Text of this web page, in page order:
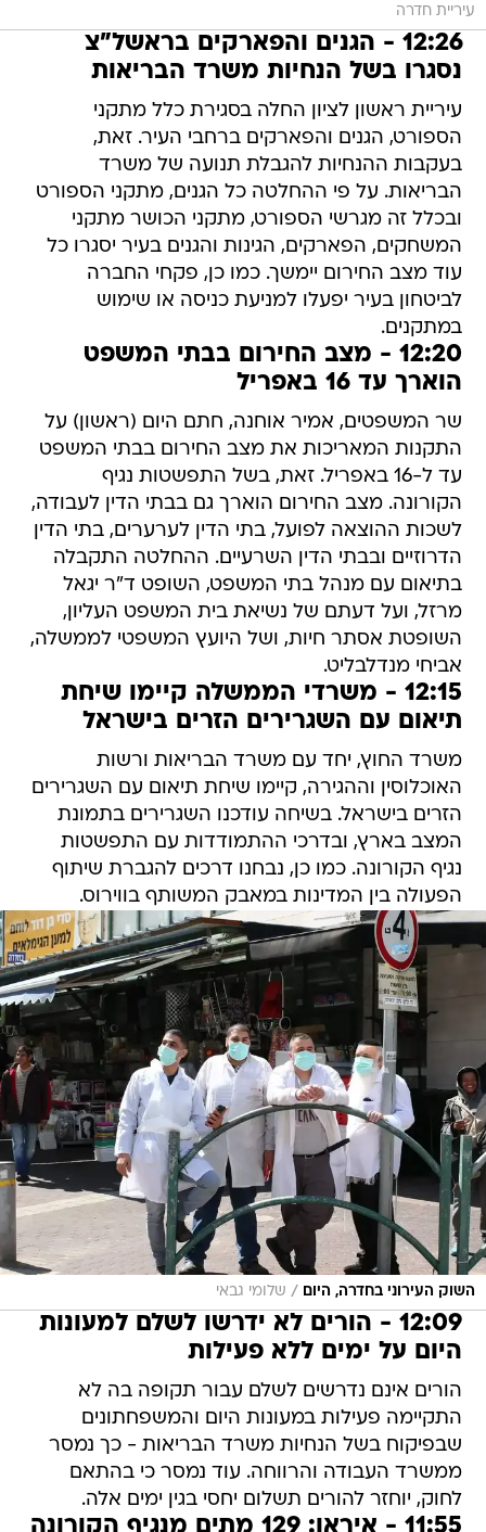
עיריית חדרה
12:26 - הגנים והפארקים בראשל"צ
נסגרו בשל הנחיות משרד הבריאות
עיריית ראשון לציון החלה בסגירת כלל מתקני
הספורט, הגנים והפארקים ברחבי העיר. זאת,
בעקבות ההנחיות להגבלת תנועה של משרד
הבריאות. על פי ההחלטה כל הגנים, מתקני הספורט
ובכלל זה מגרשי הספורט, מתקני הכושר מתקני
המשחקים, הפארקים, הגינות והגנים בעיר יסגרו כל
עוד מצב החירום יימשך. כמו כן, פקחי החברה
לביטחון בעיר יפעלו למניעת כניסה או שימוש
במתקנים.
12:20 - מצב החירום בבתי המשפט
הוארך עד 16 באפריל
שר המשפטים, אמיר אוחנה, חתם היום (ראשון) על
התקנות המאריכות את מצב החירום בבתי המשפט
עד ל-16 באפריל. זאת, בשל התפשטות נגיף
הקורונה. מצב החירום הוארך גם בבתי הדין לעבודה,
לשכות ההוצאה לפועל, בתי הדין לערערים, בתי הדין
הדרוזיים ובבתי הדין השרעיים. ההחלטה התקבלה
בתיאום עם מנהל בתי המשפט, השופט ד"ר יגאל
מרזל, ועל דעתם של נשיאת בית המשפט העליון,
השופטת אסתר חיות, ושל היועץ המשפטי לממשלה,
אביחי מנדלבליט.
12:15 - משרדי הממשלה קיימו שיחת
תיאום עם השגרירים הזרים בישראל
משרד החוץ, יחד עם משרד הבריאות ורשות
האוכלוסין וההגירה, קיימו שיחת תיאום עם השגרירים
הזרים בישראל. בשיחה עודכנו השגרירים בתמונת
המצב בארץ, ובדרכי ההתמודדות עם התפשטות
נגיף הקורונה. כמו כן, נבחנו דרכים להגברת שיתוף
הפעולה בין המדינות במאבק המשותף בווירוס.
השוק העירוני בחדרה, היום / שלומי גבאי
12:09 - הורים לא ידרשו לשלם למעונות
היום על ימים ללא פעילות
הורים אינם נדרשים לשלם עבור תקופה בה לא
התקיימה פעילות במעונות היום והמשפחתונים
שבפיקוח בשל הנחיות משרד הבריאות - כך נמסר
ממשרד העבודה והרווחה. עוד נמסר כי בהתאם
לחוק, יוחזר להורים תשלום יחסי בגין ימים אלה.